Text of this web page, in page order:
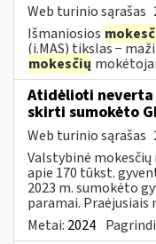
Web turinio sąrašas
Išmaniosios
(i.MAS) tikslas −
mokesčių
Atidėlioti
skirti sumokėto
Web turinio sąrašas
Valstybinė
apie 170 tūkst.
2023 m. sumokėto
paramai. Praėjusiais
Metai: 2024